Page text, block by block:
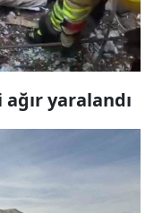
yaralandı